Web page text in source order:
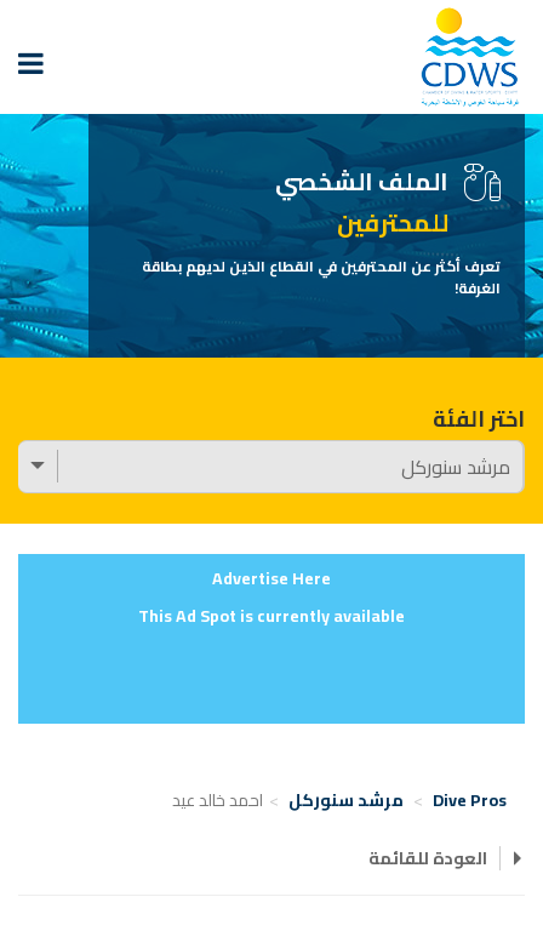
الملف الشخصي
للمحترفين
تعرف أكثر عن المحترفين في القطاع الذين لديهم بطاقة
الغرفة!
اختر الفئة
Advertise Here
This Ad Spot is currently available
Dive Pros مرشد سنوركل
احمد خالد عيد
العودة للقائمة